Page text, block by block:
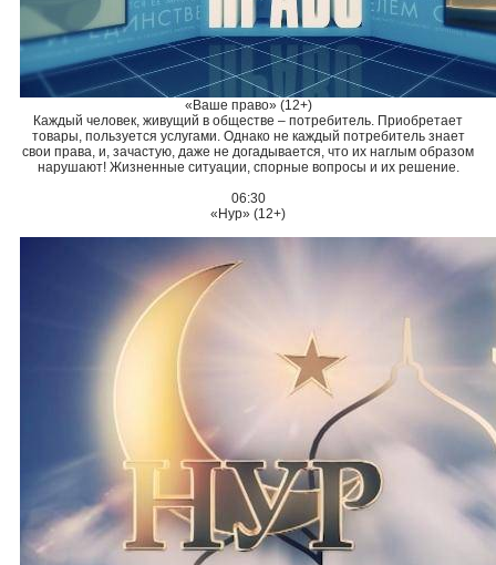
«Ваше право» (12+)
Каждый человек, живущий в обществе – потребитель. Приобретает
товары, пользуется услугами. Однако не каждый потребитель знает
свои права, и, зачастую, даже не догадывается, что их наглым образом
нарушают! Жизненные ситуации, спорные вопросы и их решение.
06:30
«Нур» (12+)